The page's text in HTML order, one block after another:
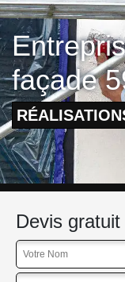
façade
Devis gratuit